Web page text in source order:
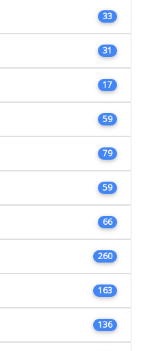
33
31
17
59
79
59
66
260
163
136